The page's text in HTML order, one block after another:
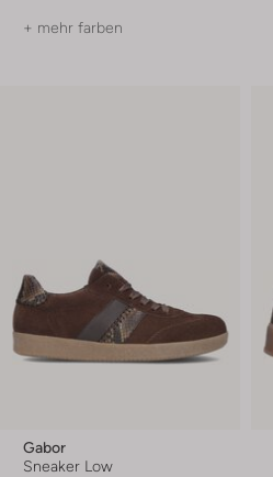
+ mehr farben
Gabor
Sneaker Low